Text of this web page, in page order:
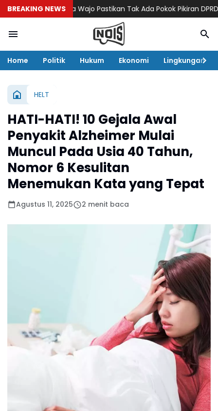
BREAKING NEWS
Pemda Wajo Pastikan Tak Ada Pokok Pikiran DPRD di
Home Politik Hukum Ekonomi Lingkungan
HELT
HATI-HATI! 10 Gejala Awal
Penyakit Alzheimer Mulai
Muncul Pada Usia 40 Tahun,
Nomor 6 Kesulitan
Menemukan Kata yang Tepat
Agustus 11, 2025 2 menit baca